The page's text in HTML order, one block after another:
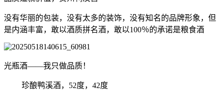
没有华丽的包装，没有太多的装饰，没有知名的品牌形象，但
是内涵丰富，敢以酒质拼名酒，敢以100％的承诺是粮食酒
光瓶酒――我只做品质！
珍酿鸭溪酒，52度，42度